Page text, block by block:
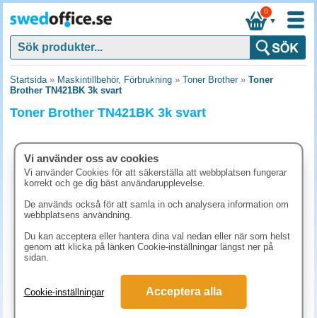
▼
0
Startsida» Maskintillbehör, Förbrukning » Toner Brother» Toner
Brother TN421BK 3k svart
Toner Brother TN421BK 3k svart
1498.80 kr (inkl. moms)
Vi använder oss av cookies
Vi använder Cookies för att säkerställa att webbplatsen fungerar
korrekt och ge dig bäst användarupplevelse.
De används också för att samla in och analysera information om
webbplatsens användning.
Du kan acceptera eller hantera dina val nedan eller när som helst
genom att klicka på länken Cookie-inställningar längst ner på
sidan.
Cookie-inställningar Acceptera alla